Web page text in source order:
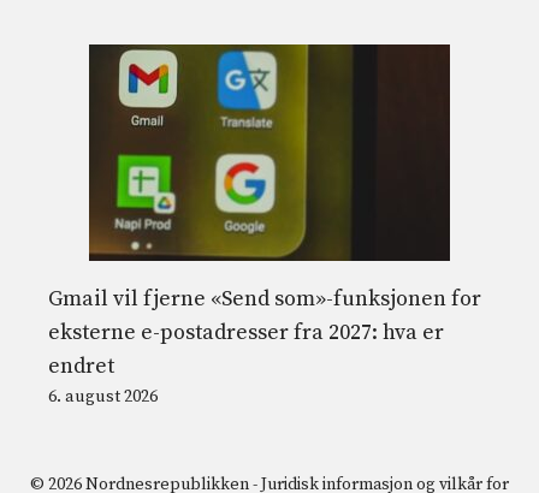
Gmail vil fjerne «Send som»-funksjonen for
eksterne e-postadresser fra 2027: hva er
endret
6. august 2026
© 2026 Nordnesrepublikken -Juridisk informasjon og vilkår for